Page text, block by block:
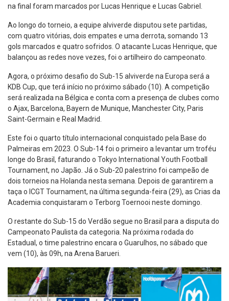
na final foram marcados por Lucas Henrique e Lucas Gabriel.
Ao longo do torneio, a equipe alviverde disputou sete partidas,
com quatro vitórias, dois empates e uma derrota, somando 13
gols marcados e quatro sofridos. O atacante Lucas Henrique, que
balançou as redes nove vezes, foi o artilheiro do campeonato.
Agora, o próximo desafio do Sub-15 alviverde na Europa será a
KDB Cup, que terá início no próximo sábado (10). A competição
será realizada na Bélgica e conta com a presença de clubes como
o Ajax, Barcelona, Bayern de Munique, Manchester City, Paris
Saint-Germain e Real Madrid.
Este foi o quarto título internacional conquistado pela Base do
Palmeiras em 2023. O Sub-14 foi o primeiro a levantar um troféu
longe do Brasil, faturando o Tokyo International Youth Football
Tournament, no Japão. Já o Sub-20 palestrino foi campeão de
dois torneios na Holanda nesta semana. Depois de garantirem a
taça o ICGT Tournament, na última segunda-feira (29), as Crias da
Academia conquistaram o Terborg Toernooi neste domingo.
O restante do Sub-15 do Verdão segue no Brasil para a disputa do
Campeonato Paulista da categoria. Na próxima rodada do
Estadual, o time palestrino encara o Guarulhos, no sábado que
vem (10), às 09h, na Arena Barueri.